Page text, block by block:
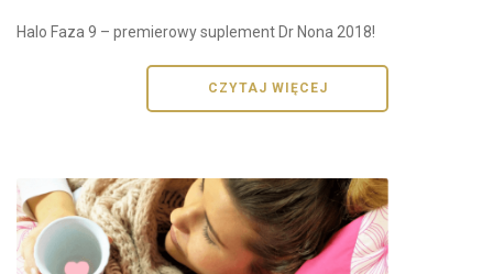
Halo Faza 9 – premierowy suplement Dr Nona 2018!
CZYTAJ WIĘCEJ